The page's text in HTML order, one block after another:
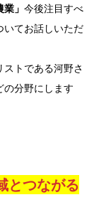
」 今後注目すべ
いてお話しいただ
トである河野さ
の分野にします
とつながる